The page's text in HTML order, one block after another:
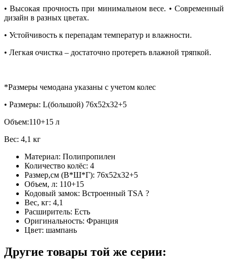
• Высокая прочность при минимальном весе. • Современный
дизайн в разных цветах.
• Устойчивость к перепадам температур и влажности.
• Легкая очистка – достаточно протереть влажной тряпкой.
*Размеры чемодана указаны с учетом колес
• Размеры: L(большой) 76x52х32+5
Объем:110+15 л
Вес: 4,1 кг
Материал: Полипропилен
Количество колёс: 4
Размер,см (В*Ш*Г): 76x52х32+5
Объем, л: 110+15
Кодовый замок: Встроенный TSA ?
Вес, кг: 4,1
Расширитель: Есть
Оригинальность: Франция
Цвет: шампань
Другие товары той же серии: